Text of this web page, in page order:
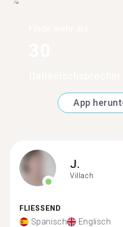
App
J.
Villach
FLIESSEND
Spanisch Englisch